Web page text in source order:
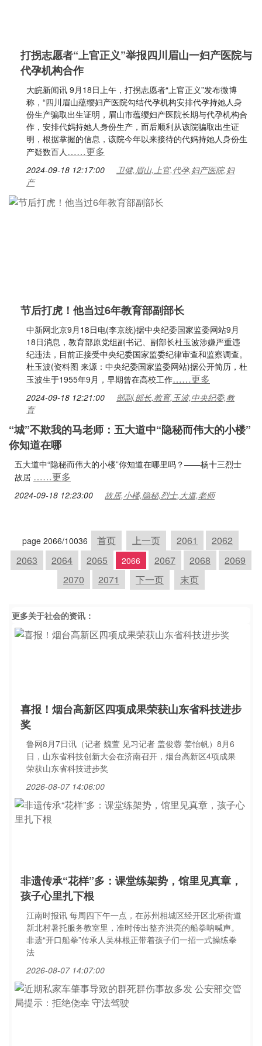
打拐志愿者“上官正义”举报四川眉山一妇产医院与
代孕机构合作
大皖新闻讯 9月18日上午，打拐志愿者“上官正义”发布微博
称，“四川眉山蕴缨妇产医院勾结代孕机构安排代孕持她人身
份生产骗取出生证明，眉山市蕴缨妇产医院长期与代孕机构合
作，安排代妈持她人身份生产，而后顺利从该院骗取出生证
明，根据掌握的信息，该院今年以来接待的代妈持她人身份生
产疑数百人……更多
2024-09-18 12:17:00
卫健,眉山,上官,代孕,妇产医院,妇
产
节后打虎！他当过6年教育部副部长
中新网北京9月18日电(李京统)据中央纪委国家监委网站9月
18日消息，教育部原党组副书记、副部长杜玉波涉嫌严重违
纪违法，目前正接受中央纪委国家监委纪律审查和监察调查。
杜玉波(资料图 来源：中央纪委国家监委网站)据公开简历，杜
玉波生于1955年9月，早期曾在高校工作……更多
2024-09-18 12:21:00
部副,部长,教育,玉波,中央纪委,教
育
“城”不欺我的马老师：五大道中“隐秘而伟大的小楼”
你知道在哪
五大道中“隐秘而伟大的小楼”你知道在哪里吗？——杨十三烈士
故居 ……更多
2024-09-18 12:23:00 故居,小楼,隐秘,烈士,大道,老师
page 2066/10036 首页 上一页 2061
2062
2063
2064 2065 2066 2067 2068
2069
2070
2071 下一页 末页
更多关于社会的资讯：
喜报！烟台高新区四项成果荣获山东省科技进步
奖
鲁网8月7日讯（记者 魏萱 见习记者 盖俊蓉 姜怡帆）8月6
日，山东省科技创新大会在济南召开，烟台高新区4项成果
荣获山东省科技进步奖
2026-08-07 14:06:00
非遗传承“花样”多：课堂练架势，馆里见真章，
孩子心里扎下根
江南时报讯 每周四下午一点，在苏州相城区经开区北桥街道
新北村暑托服务教室里，准时传出整齐洪亮的船拳呐喊声。
非遗“开口船拳”传承人吴林根正带着孩子们一招一式操练拳
法
2026-08-07 14:07:00